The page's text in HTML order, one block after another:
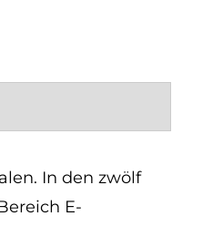
In den zwölf
E-